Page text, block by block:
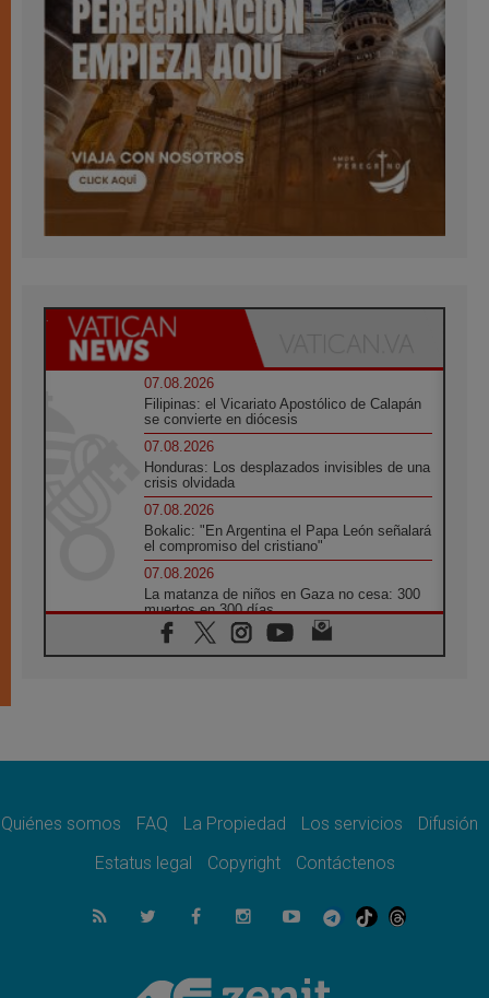
07.08.2026
Filipinas: el Vicariato Apostólico de Calapán
se convierte en diócesis
07.08.2026
Honduras: Los desplazados invisibles de una
crisis olvidada
07.08.2026
Bokalic: "En Argentina el Papa León señalará
el compromiso del cristiano"
07.08.2026
La matanza de niños en Gaza no cesa: 300
muertos en 300 días
07.08.2026
Tagle: La guerra desfigura el mundo, solo la
como misión al servicio del Evangelio
SIGNIS 2026, dar voz a las religiosas en el
07.08.2026
Lanzan un proyecto de empoderamiento
Programa oficial del Viaje Apostólico del
Quiénes somos FAQ La Propiedad Los servicios
Difusión
Estatus legal
Copyright Contáctenos